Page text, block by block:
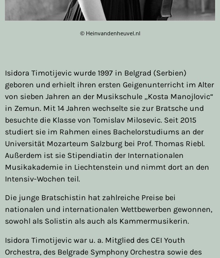
© Heinvandenheuvel.nl
Isidora Timotijevic wurde 1997 in Belgrad (Serbien)
geboren und erhielt ihren ersten Geigenunterricht im Alter
von sieben Jahren an der Musikschule „Kosta Manojlovic“
in Zemun. Mit 14 Jahren wechselte sie zur Bratsche und
besuchte die Klasse von Tomislav Milosevic. Seit 2015
studiert sie im Rahmen eines Bachelorstudiums an der
Universität Mozarteum Salzburg bei Prof. Thomas Riebl.
Außerdem ist sie Stipendiatin der Internationalen
Musikakademie in Liechtenstein und nimmt dort an den
Intensiv-Wochen teil.
Die junge Bratschistin hat zahlreiche Preise bei
nationalen und internationalen Wettbewerben gewonnen,
sowohl als Solistin als auch als Kammermusikerin.
Isidora Timotijevic war u. a. Mitglied des CEI Youth
Orchestra, des Belgrade Symphony Orchestra sowie des